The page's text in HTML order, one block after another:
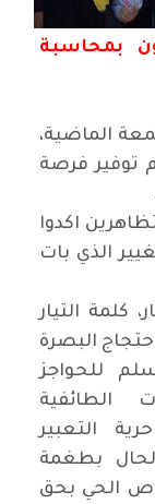
بمحاسبة
الماضية،
توفير فرصة
اكدوا
الذي بات
كلمة التيار
البصرة
للحواجز
الطائفية
التعبير
بطغمة
الحي بحق